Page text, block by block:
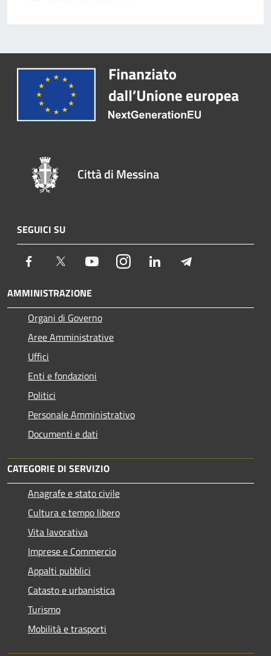
Città di Messina
SEGUICI SU
Facebook Twitter YoutubeInstagram LinkedIn
AMMINISTRAZIONE
Organi di Governo
Aree Amministrative
Uffici
Enti e fondazioni
Politici
Personale Amministrativo
Documenti e dati
CATEGORIE DI SERVIZIO
Anagrafe e stato civile
Cultura e tempo libero
Vita lavorativa
Imprese e Commercio
Appalti pubblici
Catasto e urbanistica
Turismo
Mobilità e trasporti